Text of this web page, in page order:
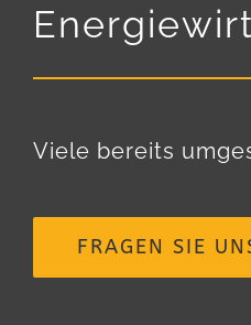
Energiewirt
Viele bereits
FRAGEN SIE